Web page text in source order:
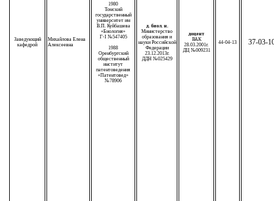
Заведующий
кафедрой
Михайлова Елена
Алексеевна
1980
Томский
государственный
университет им
В.П. Куйбашева
«Биология»
Г-I №547405
1988
Оренбургский
общественный
институт
патентоведения
«Патентовед»
№78906
д. биол. н.
Министерство
образования и
науки Российской
Федерации
23.12.2013г.
ДДН №025429
доцент
ВАК
28.03.2001г.
ДЦ №009231
44-04-13 37-03-